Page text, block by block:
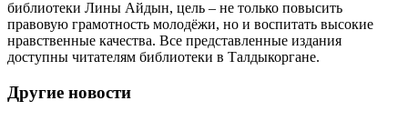
библиотеки Лины Айдын, цель – не только повысить
правовую грамотность молодёжи, но и воспитать высокие
нравственные качества. Все представленные издания
доступны читателям библиотеки в Талдыкоргане.
Другие новости